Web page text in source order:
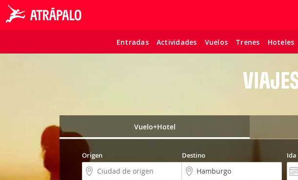
Entradas Actividades Vuelos Trenes Hoteles
Vuelo+Hotel
Origen Destino Ida